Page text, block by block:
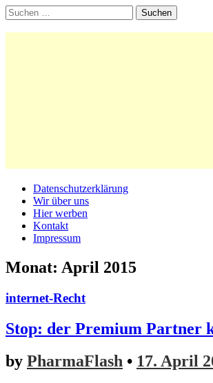
Suchen
nach:
Main
menu
Skip
content
Datenschutzerklärung
Wir über uns
Hier werben
Kontakt
Impressum
Monat: April 2015
internet-Recht
Stop: der Premium Partner
by PharmaFlash • 17. April